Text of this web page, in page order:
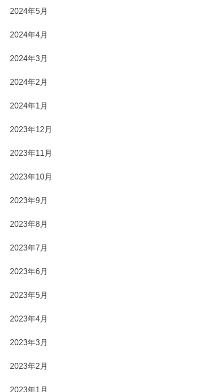
2024年5月
2024年4月
2024年3月
2024年2月
2024年1月
2023年12月
2023年11月
2023年10月
2023年9月
2023年8月
2023年7月
2023年6月
2023年5月
2023年4月
2023年3月
2023年2月
2023年1月